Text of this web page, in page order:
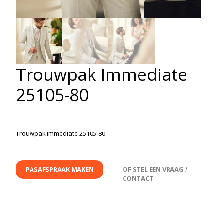
Trouwpak Immediate
25105-80
Trouwpak Immediate 25105-80
PASAFSPRAAK MAKEN
OF STEL EEN VRAAG /
CONTACT